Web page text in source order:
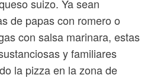
suizo. Ya sean
de papas con romero o
con salsa marinara, estas
y familiares
la pizza en la zona de